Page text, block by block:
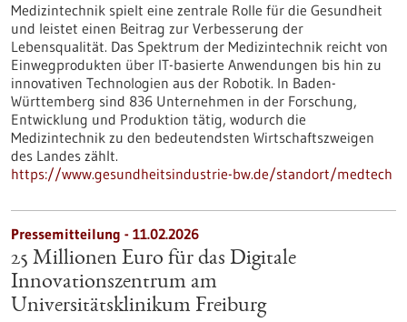
Medizintechnik spielt eine zentrale Rolle für die Gesundheit
und leistet einen Beitrag zur Verbesserung der
Lebensqualität. Das Spektrum der Medizintechnik reicht von
Einwegprodukten über IT-basierte Anwendungen bis hin zu
innovativen Technologien aus der Robotik. In Baden-
Württemberg sind 836 Unternehmen in der Forschung,
Entwicklung und Produktion tätig, wodurch die
Medizintechnik zu den bedeutendsten Wirtschaftszweigen
des Landes zählt.
https://www.gesundheitsindustrie-bw.de/standort/medtech
Pressemitteilung - 11.02.2026
25 Millionen Euro für das Digitale
Innovationszentrum am
Universitätsklinikum Freiburg